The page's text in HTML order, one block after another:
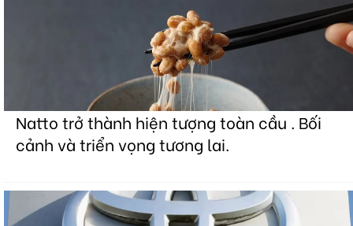
Natto trở thành hiện tượng toàn cầu . Bối
cảnh và triển vọng tương lai.